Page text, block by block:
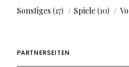
Sonstiges(17) Spiele(10)
PARTNERSEITEN